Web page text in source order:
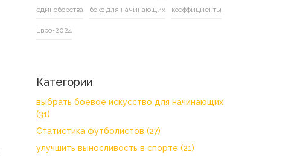
единоборства бокс для начинающих коэффициенты
Евро-2024
Категории
выбрать боевое искусство для начинающих
(31)
Статистика футболистов (27)
улучшить выносливость в спорте (21)